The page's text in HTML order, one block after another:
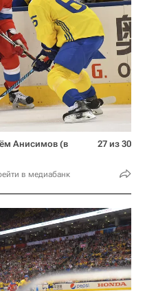
Анисимов (в
в медиабанк
27 из 30